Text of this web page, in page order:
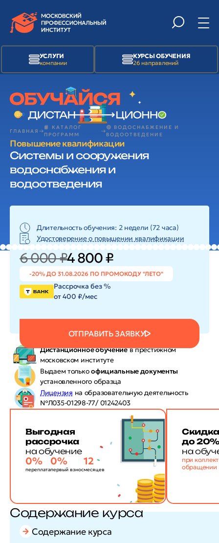
УСЛУГИ
компании
КУРСЫ ОБУЧЕНИЯ
26 направлений
ГЛАВНАЯ
📙 КАТАЛОГ
ПРОГРАММ
🟢 ВОДОСНАБЖЕНИЕ И
ВОДООТВЕДЕНИЕ
Повышение квалификации
Системы и сооружения
водоснабжения и
водоотведения
Длительность обучения: 2 недели (72 часа)
Удостоверение о повышении квалификации
6 000 ₽4 800 ₽
-20% ДО 31.08.2026 ПО ПРОМОКОДУ "ЛЕТО"
ОТПРАВИТЬ ЗАЯВКУ
Рассрочка без %
от 400 ₽/мес
Дистанционное обучениев престижном
московском институте
Выдаем толькоофициальные документы
установленного образца
Лицензия на образовательную деятельность
№Л035-01298-77/ 01242403
Выгодная
рассрочка
на обучение
0%
переплата
0%
первый взнос
12
месяцев
до
на
при
обращении
Содержание курса
Содержание курса